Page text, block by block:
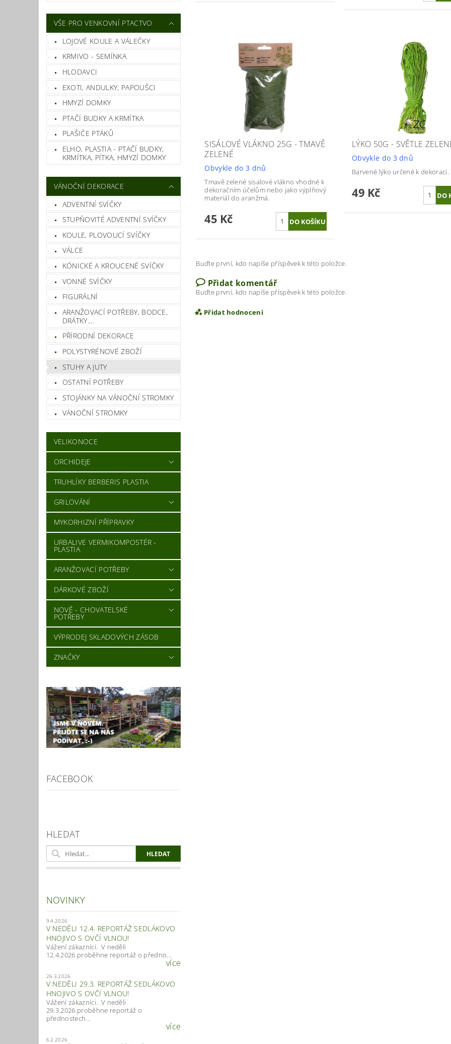
VŠE PRO VENKOVNÍ PTACTVO
LOJOVÉ KOULE A VÁLEČKY
KRMIVO - SEMÍNKA
HLODAVCI
EXOTI, ANDULKY, PAPOUŠCI
HMYZÍ DOMKY
PTAČÍ BUDKY A KRMÍTKA
PLAŠIČE PTÁKŮ
ELHO, PLASTIA - PTAČÍ BUDKY,
KRMÍTKA, PÍTKA, HMYZÍ DOMKY
VÁNOČNÍ DEKORACE
ADVENTNÍ SVÍČKY
STUPŇOVITÉ ADVENTNÍ SVÍČKY
KOULE, PLOVOUCÍ SVÍČKY
VÁLCE
KÓNICKÉ A KROUCENÉ SVÍČKY
VONNÉ SVÍČKY
FIGURÁLNÍ
ARANŽOVACÍ POTŘEBY, BODCE,
DRÁTKY....
PŘÍRODNÍ DEKORACE
POLYSTYRÉNOVÉ ZBOŽÍ
STUHY A JUTY
OSTATNÍ POTŘEBY
STOJÁNKY NA VÁNOČNÍ STROMKY
VÁNOČNÍ STROMKY
VELIKONOCE
ORCHIDEJE
TRUHLÍKY BERBERIS PLASTIA
GRILOVÁNÍ
MYKORHIZNÍ PŘÍPRAVKY
URBALIVE VERMIKOMPOSTÉR -
PLASTIA
ARANŽOVACÍ POTŘEBY
DÁRKOVÉ ZBOŽÍ
NOVĚ - CHOVATELSKÉ
POTŘEBY
VÝPRODEJ SKLADOVÝCH ZÁSOB
ZNAČKY
FACEBOOK
HLEDAT
NOVINKY
9.4.2026
V NEDĚLI 12.4. REPORTÁŽ SEDLÁKOVO
HNOJIVO S OVČÍ VLNOU!
Vážení zákazníci. V neděli
12.4.2026 proběhne reportáž o předno...
více
26.3.2026
V NEDĚLI 29.3. REPORTÁŽ SEDLÁKOVO
HNOJIVO S OVČÍ VLNOU!
Vážení zákazníci. V neděli
29.3.2026 proběhne reportáž o
přednostech...
více
6.2.2026
SISÁLOVÉ VLÁKNO 25G - TMAVĚ
ZELENÉ
Obvykle do 3 dnů
Tmavě zelené sisalové vlákno vhodné k
dekoračním účelům nebo jako výplňový
materiál do aranžmá.
45 Kč
LÝKO 50G - SVĚTLE
Obvykle do 3 dnů
Barvené lýko určené k dekoraci.
49 Kč
Buďte první, kdo napíše příspěvek k této položce.
Přidat komentář
Buďte první, kdo napíše příspěvek k této položce.
Přidat hodnocení